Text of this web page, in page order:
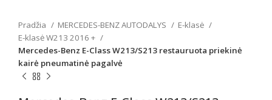
Pradžia MERCEDES-BENZ AUTODALYS
E-klasė
E-klasė W213 2016 +
Mercedes-Benz E-Class W213/S213 restauruota priekinė
kairė pneumatinė pagalvė